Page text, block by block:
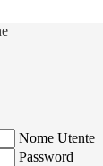
Nome Utente
Password